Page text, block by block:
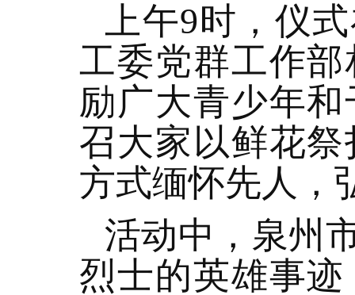
上午9时，仪
工委党群工作
励广大青少年
召大家以鲜花
方式缅怀先人，
活动中，泉州
烈士的英雄事